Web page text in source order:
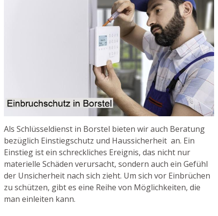
Als Schlüsseldienst in Borstel bieten wir auch Beratung
bezüglich Einstiegschutz und Haussicherheit an. Ein
Einstieg ist ein schreckliches Ereignis, das nicht nur
materielle Schäden verursacht, sondern auch ein Gefühl
der Unsicherheit nach sich zieht. Um sich vor Einbrüchen
zu schützen, gibt es eine Reihe von Möglichkeiten, die
man einleiten kann.